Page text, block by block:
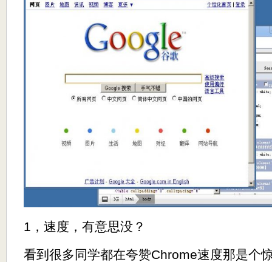
1，速度，有意思没？
看到很多同学都在夸赞Chrome速度那是个